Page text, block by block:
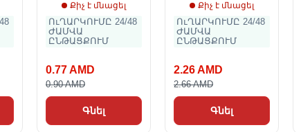
Քիչ է մնացել
ՈւՂԱՐԿՈՒՄԸ 24/48
ԺԱՄՎԱ
ԸՆԹԱՑՔՈՒՄ
0.77 AMD
0.90 AMD
Գնել
Քիչ է մնացել
ՈւՂԱՐԿՈՒՄԸ 24/48
ԺԱՄՎԱ
ԸՆԹԱՑՔՈՒՄ
2.26 AMD
2.66 AMD
Գնել